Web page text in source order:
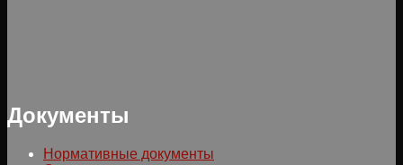
Документы
Нормативные документы